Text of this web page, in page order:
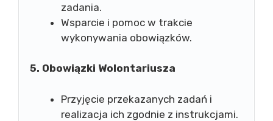
zadania.
Wsparcie i pomoc w trakcie
wykonywania obowiązków.
5. Obowiązki Wolontariusza
Przyjęcie przekazanych zadań i
realizacja ich zgodnie z instrukcjami.